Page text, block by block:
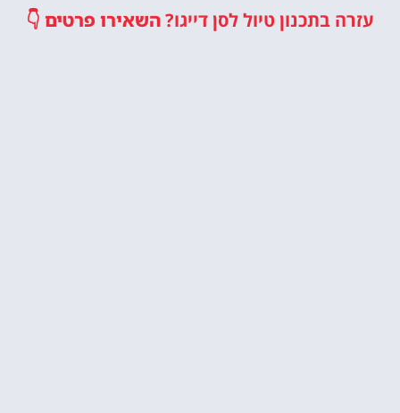
מציאת מלון
עזרה בתכנון טיול לסן דייגו?השאירו פרטים 👇